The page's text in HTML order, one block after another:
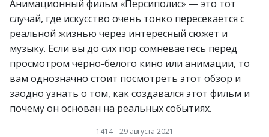
Анимационный фильм «Персиполис» — это тот
случай, где искусство очень тонко пересекается с
реальной жизнью через интересный сюжет и
музыку. Если вы до сих пор сомневаетесь перед
просмотром чёрно-белого кино или анимации, то
вам однозначно стоит посмотреть этот обзор и
заодно узнать о том, как создавался этот фильм и
почему он основан на реальных событиях.
1414 29 августа 2021